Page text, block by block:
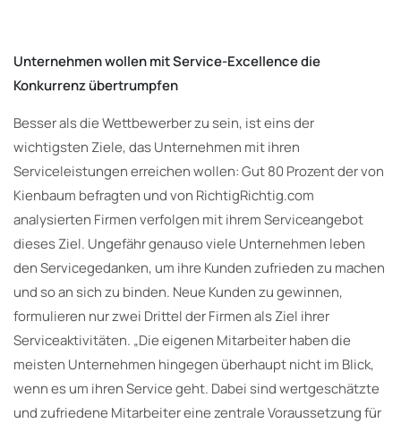
Unternehmen wollen mit Service-Excellence die
Konkurrenz übertrumpfen
Besser als die Wettbewerber zu sein, ist eins der
wichtigsten Ziele, das Unternehmen mit ihren
Serviceleistungen erreichen wollen: Gut 80 Prozent der von
Kienbaum befragten und von RichtigRichtig.com
analysierten Firmen verfolgen mit ihrem Serviceangebot
dieses Ziel. Ungefähr genauso viele Unternehmen leben
den Servicegedanken, um ihre Kunden zufrieden zu machen
und so an sich zu binden. Neue Kunden zu gewinnen,
formulieren nur zwei Drittel der Firmen als Ziel ihrer
Serviceaktivitäten. „Die eigenen Mitarbeiter haben die
meisten Unternehmen hingegen überhaupt nicht im Blick,
wenn es um ihren Service geht. Dabei sind wertgeschätzte
und zufriedene Mitarbeiter eine zentrale Voraussetzung für